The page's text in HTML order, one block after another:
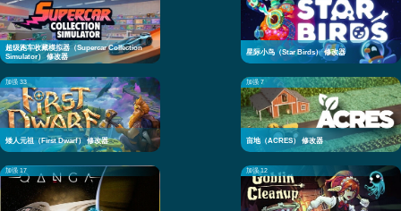
超级跑车收藏模拟器（Supercar Collection
Simulator） 修改器
星际小鸟（Star Birds） 修改器
加强 33
矮人元祖（First Dwarf） 修改器
加强 7
亩地（ACRES） 修改器
加强 17 加强 12